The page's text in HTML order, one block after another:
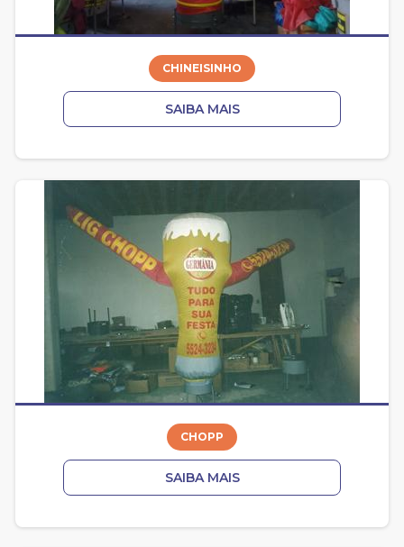
CHINEISINHO
SAIBA MAIS
CHOPP
SAIBA MAIS